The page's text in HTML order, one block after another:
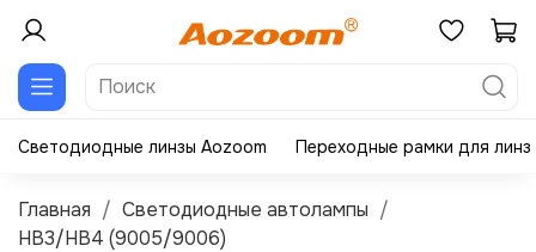
Светодиодные линзы Aozoom Переходные рамки для линз
Главная
Светодиодные автолампы
HB3/HB4 (9005/9006)